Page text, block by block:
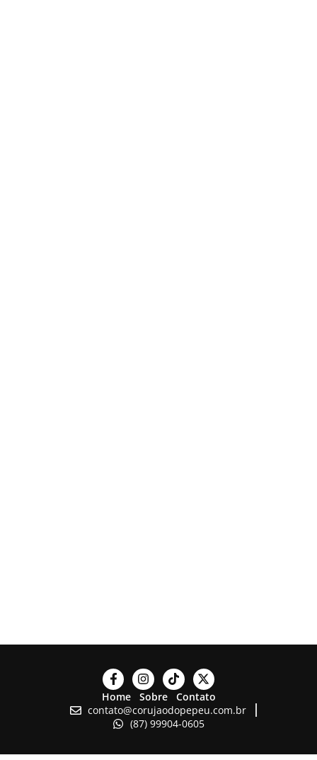
Home Sobre
Contato
contato@corujaodopepeu.com.br
(87) 99904-0605